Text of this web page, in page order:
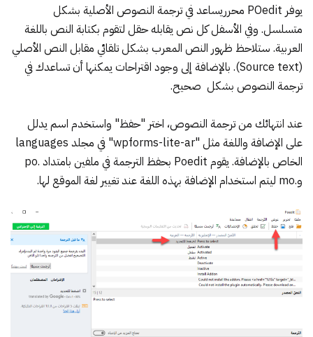
يوفر POedit محرريساعد في ترجمة النصوص الأصلية بشكل
متسلسل. وفي الأسفل كل نص يقابله حقل لتقوم بكتابة النص باللغة
العربية. ستلاحظ ظهور النص المعرب بشكل تلقائي مقابل النص الأصلي
(Source text). بالإضافة إلى وجود اقتراحات يمكنها أن تساعدك في
ترجمة النصوص بشكل صحيح.
عند انتهائك من ترجمة النصوص، اختر "حفظ" واستخدم اسم يدلل
على الإضافة واللغة مثل "wpforms-lite-ar" في مجلد languages
الخاص بالإضافة. يقوم Poedit بحفظ الترجمة في ملفين بامتداد .po
و.mo ليتم استخدام الإضافة بهذه اللغة عند تغيير لغة الموقع لها.